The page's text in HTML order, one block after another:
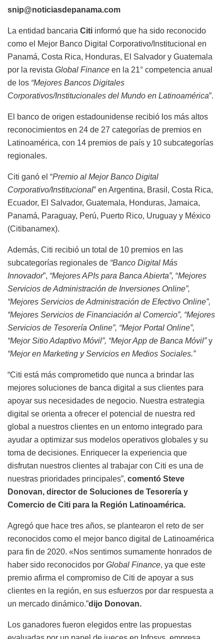
snip@noticiasdepanama.com
La entidad bancaria Citi informó que ha sido reconocido
como el Mejor Banco Digital Corporativo/Institucional en
Panamá, Costa Rica, Honduras, El Salvador y Guatemala
por la revista Global Finance en la 21° competencia anual
de los “Mejores Bancos Digitales
Corporativos/Institucionales del Mundo en Latinoamérica”.
El banco de origen estadounidense recibió los más altos
reconocimientos en 24 de 27 categorías de premios en
Latinoamérica, con 14 premios de país y 10 subcategorías
regionales.
Citi ganó el “Premio al Mejor Banco Digital
Corporativo/Institucional” en Argentina, Brasil, Costa Rica,
Ecuador, El Salvador, Guatemala, Honduras, Jamaica,
Panamá, Paraguay, Perú, Puerto Rico, Uruguay y México
(Citibanamex).
Además, Citi recibió un total de 10 premios en las
subcategorías regionales de “Banco Digital Más
Innovador”, “Mejores APIs para Banca Abierta”, “Mejores
Servicios de Administración de Inversiones Online”,
“Mejores Servicios de Administración de Efectivo Online”,
“Mejores Servicios de Financiación al Comercio”, “Mejores
Servicios de Tesorería Online”, “Mejor Portal Online”,
“Mejor Sitio Adaptivo Móvil”, “Mejor App de Banca Móvil”y
“Mejor en Marketing y Servicios en Medios Sociales.”
“Citi está más comprometido que nunca a brindar las
mejores soluciones de banca digital a sus clientes para
apoyar sus necesidades de negocio. Nuestra estrategia
digital se orienta a ofrecer el potencial de nuestra red
global a nuestros clientes en un entorno integrado para
ayudar a optimizar sus modelos operativos globales y su
toma de decisiones. Enriquecer la experiencia que
disfrutan nuestros clientes al trabajar con Citi es una de
nuestras prioridades principales”, comentó Steve
Donovan, director de Soluciones de Tesorería y
Comercio de Citi para la Región Latinoamérica.
Agregó que hace tres años, se plantearon el reto de ser
reconocidos como el mejor banco digital de Latinoamérica
para fin de 2020. «Nos sentimos sumamente honrados de
haber sido reconocidos por Global Finance, ya que este
premio afirma el compromiso de Citi de apoyar a sus
clientes en la región, en sus esfuerzos por dar respuesta a
un mercado dinámico.”dijo Donovan.
Los ganadores fueron elegidos entre las propuestas